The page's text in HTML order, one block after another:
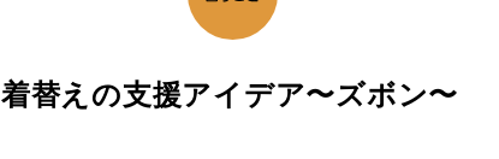
着替えの支援アイデア〜ズボン〜